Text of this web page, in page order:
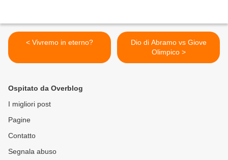
< Vivremo in eterno?
Dio di Abramo vs Giove
Olimpico >
Ospitato da Overblog
I migliori post
Pagine
Contatto
Segnala abuso